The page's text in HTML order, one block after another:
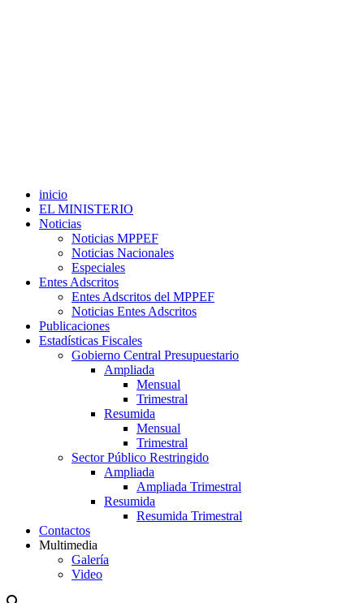
inicio
EL MINISTERIO
Noticias
Noticias MPPEF
Noticias Nacionales
Especiales
Entes Adscritos
Entes Adscritos del MPPEF
Noticias Entes Adscritos
Publicaciones
Estadísticas Fiscales
Gobierno Central Presupuestario
Ampliada
Mensual
Trimestral
Resumida
Mensual
Trimestral
Sector Público Restringido
Ampliada
Ampliada Trimestral
Resumida
Resumida Trimestral
Contactos
Multimedia
Galería
Video